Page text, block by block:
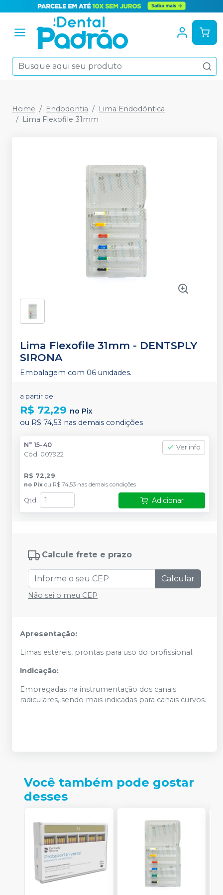
Home Endodontia
Lima Endodôntica
Lima Flexofile 31mm
Lima Flexofile 31mm - DENTSPLY
SIRONA
Embalagem com 06 unidades.
a partir de:
R$ 72,29 no Pix
ou R$ 74,53 nas demais condições
Nº 15-40
Cód. 007922
Ver info
R$ 72,29
no Pix ou R$ 74,53 nas demais condições
Qtd : Adicionar
Calcule frete e prazo
Calcular
Não sei o meu CEP
Apresentação:
Limas estéreis, prontas para uso do profissional.
Indicação:
Empregadas na instrumentação dos canais
radiculares, sendo mais indicadas para canais curvos.
Você também pode gostar
desses